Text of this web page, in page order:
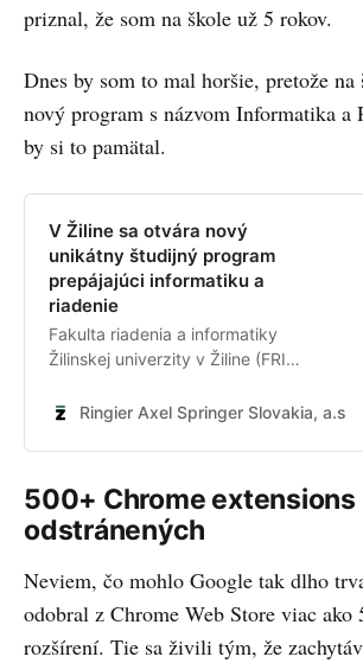
priznal, že som na škole už 5 rokov.
Dnes by som to mal horšie, pretože na
nový program s názvom Informatika a
by si to pamätal.
V Žiline sa otvára nový
unikátny študijný program
prepájajúci informatiku a
riadenie
Fakulta riadenia a informatiky
Žilinskej univerzity v Žiline (FRI
roku 2020/2021 nový bakalársky
riadenie. Tento študijný program
ročných skúseností v odbornej
príprave úspešných informatikov a
Ringier Axel Springer Slovakia, a.s.
500+ Chrome extensions
odstránených
Neviem, čo mohlo Google tak dlho
odobral z Chrome Web Store viac ako
rozšírení. Tie sa živili tým, že